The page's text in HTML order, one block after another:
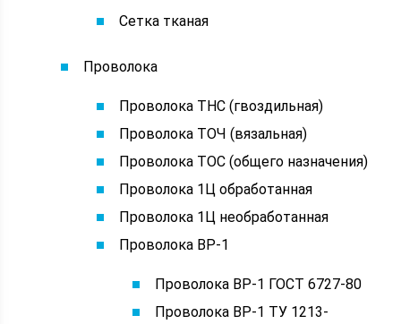
Сетка тканая
Проволока
Проволока ТНС (гвоздильная)
Проволока ТОЧ (вязальная)
Проволока ТОС (общего назначения)
Проволока 1Ц обработанная
Проволока 1Ц необработанная
Проволока ВР-1
Проволока ВР-1 ГОСТ 6727-80
Проволока ВР-1 ТУ 1213-